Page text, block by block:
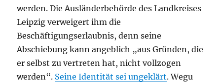
werden. Die Ausländerbehörde des Landkreises
Leipzig verweigert ihm die
Beschäftigungserlaubnis, denn seine
Abschiebung kann angeblich „aus Gründen, die
er selbst zu vertreten hat, nicht vollzogen
werden“. Seine Identität sei ungeklärt. Wegu